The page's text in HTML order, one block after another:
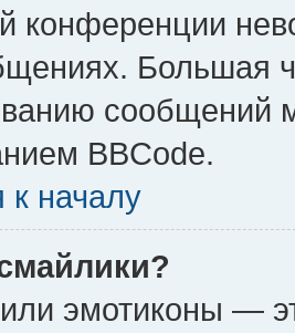
конференции
Большая
сообщений
BBCode.
к началу
эмотиконы —